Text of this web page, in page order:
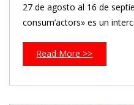
27 de agosto al 16 de
consum’actors» es un
Read More >>